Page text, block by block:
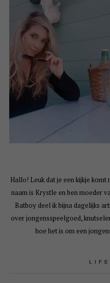
Hallo! Leuk dat je een kijkje
naam is Krystle en ben moeder
Batboy deel ik bijna dagelijks
over jongensspeelgoed,
hoe het is om een